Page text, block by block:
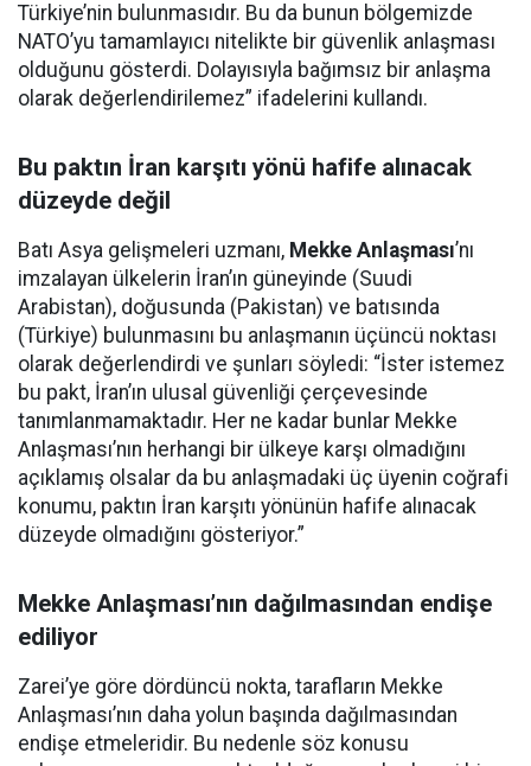
Türkiye’nin bulunmasıdır. Bu da bunun bölgemizde
NATO’yu tamamlayıcı nitelikte bir güvenlik anlaşması
olduğunu gösterdi. Dolayısıyla bağımsız bir anlaşma
olarak değerlendirilemez” ifadelerini kullandı.
Bu paktın İran karşıtı yönü hafife alınacak
düzeyde değil
Batı Asya gelişmeleri uzmanı, Mekke Anlaşması’nı
imzalayan ülkelerin İran’ın güneyinde (Suudi
Arabistan), doğusunda (Pakistan) ve batısında
(Türkiye) bulunmasını bu anlaşmanın üçüncü noktası
olarak değerlendirdi ve şunları söyledi: “İster istemez
bu pakt, İran’ın ulusal güvenliği çerçevesinde
tanımlanmamaktadır. Her ne kadar bunlar Mekke
Anlaşması’nın herhangi bir ülkeye karşı olmadığını
açıklamış olsalar da bu anlaşmadaki üç üyenin coğrafi
konumu, paktın İran karşıtı yönünün hafife alınacak
düzeyde olmadığını gösteriyor.”
Mekke Anlaşması’nın dağılmasından endişe
ediliyor
Zarei’ye göre dördüncü nokta, tarafların Mekke
Anlaşması’nın daha yolun başında dağılmasından
endişe etmeleridir. Bu nedenle söz konusu